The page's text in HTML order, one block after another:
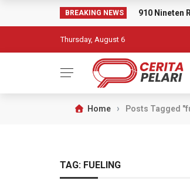
BREAKING NEWS 910 Nineten
Thursday, August 6
Home › Posts Tagged
TAG: FUELING